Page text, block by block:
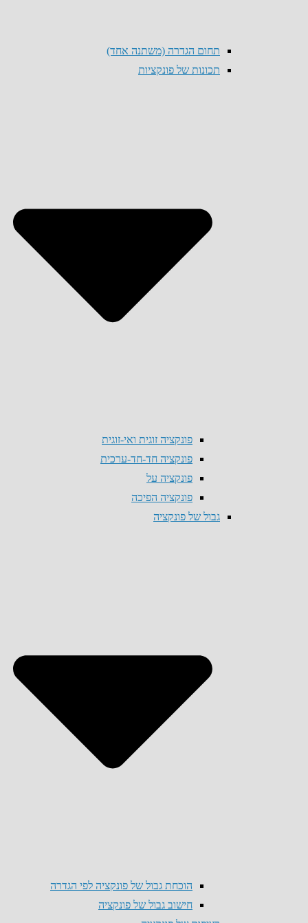
תחום הגדרה (משתנה אחד)
תכונות של פונקציות
פונקציה זוגית ואי-זוגית
פונקציה חד-חד-ערכית
פונקציה על
פונקציה הפיכה
גבול של פונקציה
הוכחת גבול של פונקציה לפי הגדרה
חישוב גבול של פונקציה